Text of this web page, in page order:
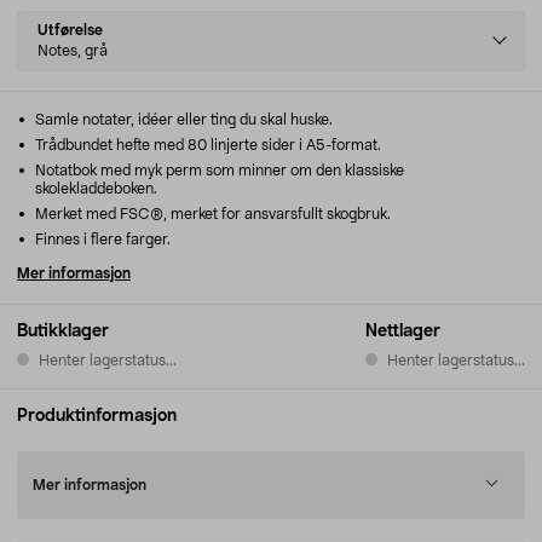
Select
variant
Utførelse
Notes, grå
Butikklager
Henter lagerstatus...
Nettlager
Henter lagerstatus...
Samle notater, idéer eller ting du skal huske.
Trådbundet hefte med 80 linjerte sider i A5-format.
Notatbok med myk perm som minner om den klassiske
skolekladdeboken.
Merket med FSC®, merket for ansvarsfullt skogbruk.
Finnes i flere farger.
Mer informasjon
Produktinformasjon
Mer informasjon